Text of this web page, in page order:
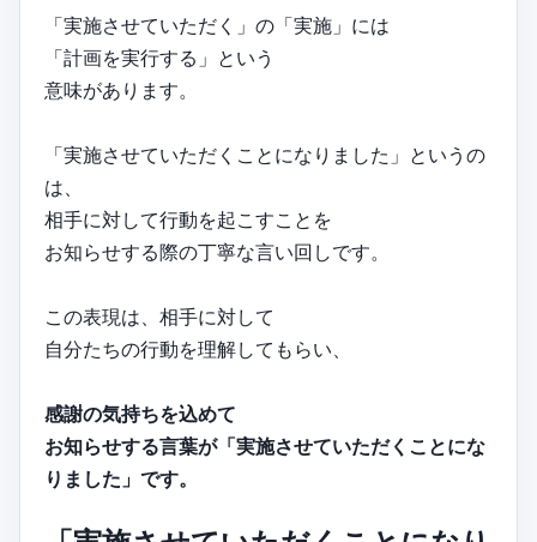
「実施させていただく」の「実施」には
「計画を実行する」という
意味があります。
「実施させていただくことになりました」というの
は、
相手に対して行動を起こすことを
お知らせする際の丁寧な言い回しです。
この表現は、相手に対して
自分たちの行動を理解してもらい、
感謝の気持ちを込めて
お知らせする言葉が「実施させていただくことにな
りました」です。